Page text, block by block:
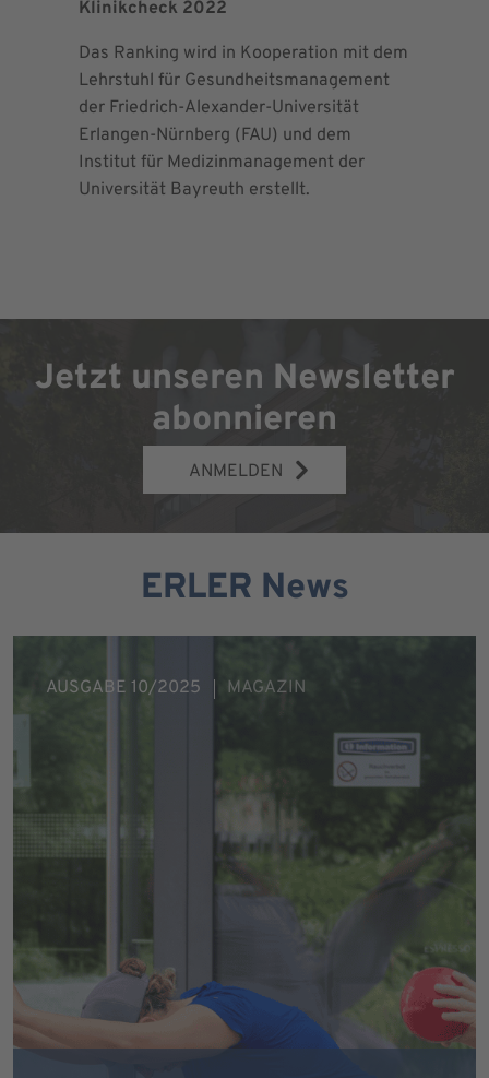
Klinikcheck 2022
Das Ranking wird in Kooperation mit dem
Lehrstuhl für Gesundheitsmanagement
der Friedrich-Alexander-Universität
Erlangen-Nürnberg (FAU) und dem
Institut für Medizinmanagement der
Universität Bayreuth erstellt.
Jetzt unseren Newsletter
abonnieren
ANMELDEN
ERLER News
AUSGABE 10/2025 MAGAZIN